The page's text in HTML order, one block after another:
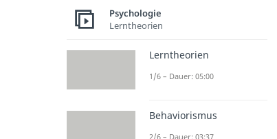
Psychologie
Lerntheorien
Lerntheorien
1/6 – Dauer: 05:00
Behaviorismus
2/6 – Dauer: 03:37